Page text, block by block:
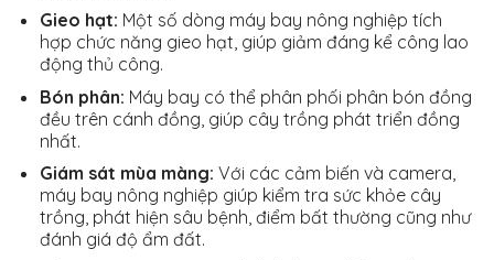
Gieo hạt: Một số dòng máy bay nông nghiệp tích
hợp chức năng gieo hạt, giúp giảm đáng kể công lao
động thủ công.
Bón phân: Máy bay có thể phân phối phân bón đồng
đều trên cánh đồng, giúp cây trồng phát triển đồng
nhất.
Giám sát mùa màng: Với các cảm biến và camera,
máy bay nông nghiệp giúp kiểm tra sức khỏe cây
trồng, phát hiện sâu bệnh, điểm bất thường cũng như
đánh giá độ ẩm đất.